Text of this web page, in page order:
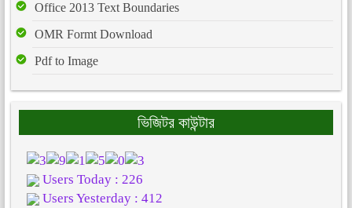
Office 2013 Text Boundaries
OMR Formt Download
Pdf to Image
ভিজিটর কাউন্টার
Users Today : 226
Users Yesterday : 412